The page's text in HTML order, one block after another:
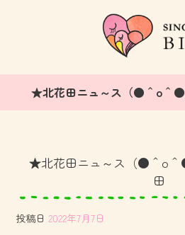
★北花田ニュ～ス（●＾o＾●
★北花田ニュ～ス（●＾o＾
田
投稿日 2022年7月7日